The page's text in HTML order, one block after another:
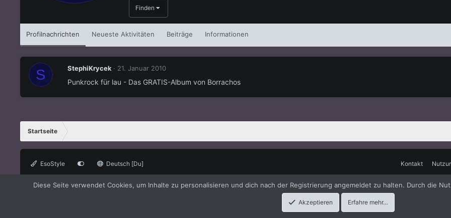
Finden
Profilnachrichten Neueste Aktivitäten Beiträge Informationen
S StephiKrycek 21. Januar 2010
Punkrock für lau - Das GRATIS-Album von Borrachos
Startseite
EsoStyle Deutsch [Du] Kontakt
Diese Seite verwendet Cookies, um Inhalte zu personalisieren und dich nach der Registrierung angemeldet zu halten. Durch die
Akzeptieren Erfahre mehr…